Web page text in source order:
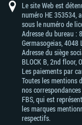
Le site Web est
numéro HE 353534,
sous le numéro de
Adresse du bureau :
Germasogeias, 4048
Adresse du siège
BLOCK В, 2nd floor,
Les paiements par
Toutes les mentions
nos
FBS, qui est
les marques
respectifs.